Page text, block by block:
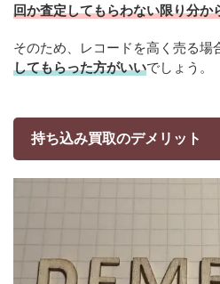
回か査定してもらわない限り分か
そのため、レコードを高く売る場
してもらった方がいいでしょう。
持ち込み買取のデメリット